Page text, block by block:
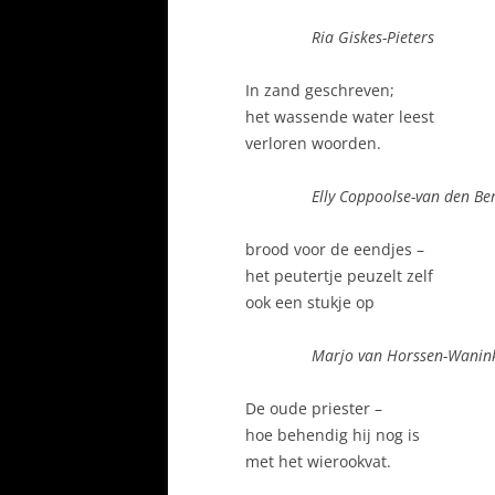
Ria Giskes-Pieters
In zand geschreven;
het wassende water leest
verloren woorden.
Elly Coppoolse-van den
brood voor de eendjes –
het peutertje peuzelt zelf
ook een stukje op
Marjo van Horssen-
De oude priester –
hoe behendig hij nog is
met het wierookvat.